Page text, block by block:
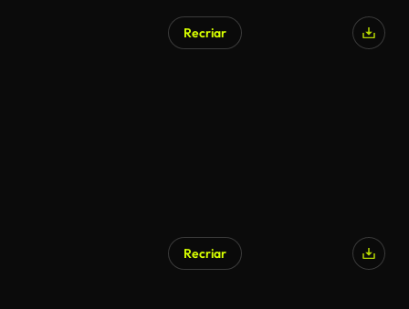
Recriar
Recriar